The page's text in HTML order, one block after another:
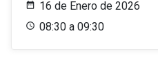
16 de Enero de 2026
08:30 a 09:30